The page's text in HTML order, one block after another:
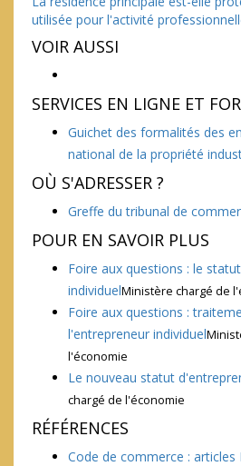
utilisée pour l'activité
VOIR AUSSI
SERVICES EN LIGNE ET
Guichet des formalités des
national de la propriété
OÙ S'ADRESSER ?
Greffe du tribunal de
POUR EN SAVOIR PLUS
Foire aux questions : le
individuelMinistère chargé de
Foire aux questions :
l'entrepreneur individuel
l'économie
Le nouveau statut
chargé de l'économie
RÉFÉRENCES
Code de commerce : articles